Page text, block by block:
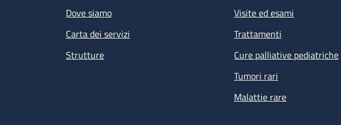
Dove siamo
Carta dei servizi
Strutture
Visite ed esami
Trattamenti
Cure palliative pediatriche
Tumori rari
Malattie rare